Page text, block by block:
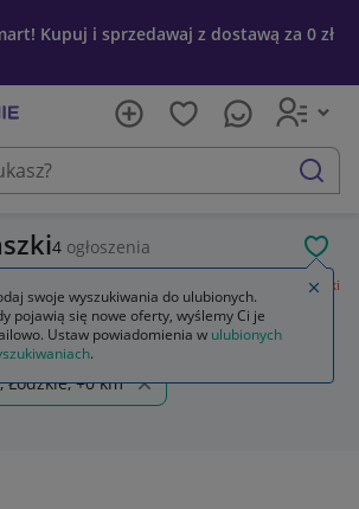
Kupuj i sprzedawaj z dostawą za 0 zł
szukaj
4 ogłoszenia
Dodatki Chusty i apaszki
apaszki
Łódzkie, +0 km
swoje wyszukiwania do ulubionych.
pojawią się nowe oferty, wyślemy Ci je
Ustaw powiadomienia w ulubionych
.